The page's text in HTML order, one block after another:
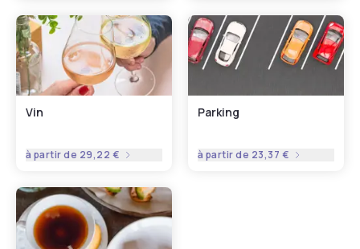
Vin
à partir de 29,22 €
Parking
à partir de 23,37 €